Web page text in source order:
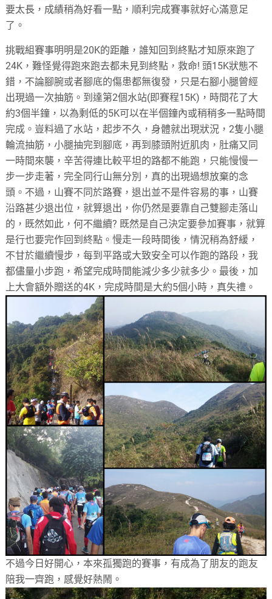
要太長，成績稍為好看一點，順利完成賽事就好心滿意足
了。
挑戰組賽事明明是20K的距離，誰知回到終點才知原來跑了
24K，難怪覺得跑來跑去都未見到終點，救命! 頭15K狀態不
錯，不論腳腕或者腳底的傷患都無復發，只是右腳小腿曾經
出現過一次抽筋。到達第2個水站(即賽程15K)，時間花了大
約3個半鐘，以為剩低的5K可以在半個鐘內或稍稍多一點時間
完成。豈料過了水站，起步不久，身體就出現狀況，2隻小腿
輪流抽筋，小腿抽完到腳底，再到膝頭附近肌肉，肚痛又同
一時間來襲，辛苦得連比較平坦的路都不能跑，只能慢慢一
步一步走著，完全同行山無分別，真的出現過想放棄的念
頭。不過，山賽不同於路賽，退出並不是件容易的事，山賽
沿路甚少退出位，就算退出，你仍然是要靠自己雙腳走落山
的，既然如此，何不繼續? 既然是自己決定要參加賽事，就算
是行也要完作回到終點。慢走一段時間後，情況稍為舒緩，
不甘於繼續慢步，每到平路或大致安全可以作跑的路段，我
都儘量小步跑，希望完成時間能減少多少就多少。最後，加
上大會額外贈送的4K，完成時間是大約5個小時，真失禮。
不過今日好開心，本來孤獨跑的賽事，有成為了朋友的跑友
陪我一齊跑，感覺好熱鬧。